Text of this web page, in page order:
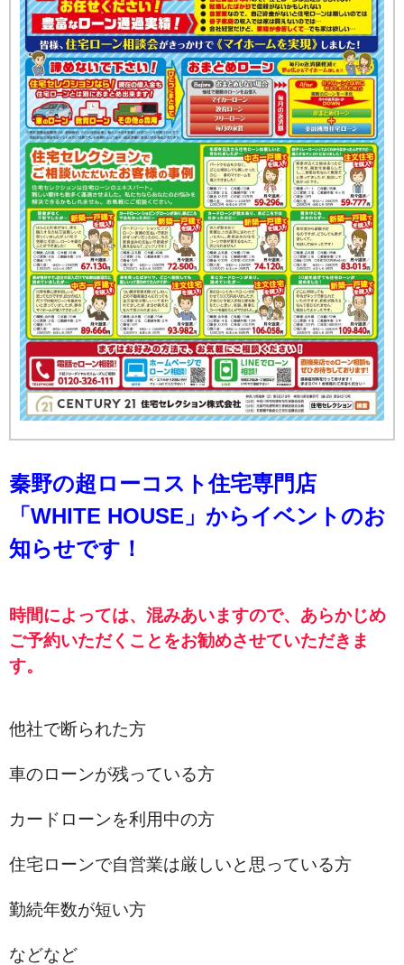
秦野の超ローコスト住宅専門店
「WHITE HOUSE」からイベントのお
知らせです！
時間によっては、混みあいますので、あらかじめ
ご予約いただくことをお勧めさせていただきま
す。
他社で断られた方
車のローンが残っている方
カードローンを利用中の方
住宅ローンで自営業は厳しいと思っている方
勤続年数が短い方
などなど